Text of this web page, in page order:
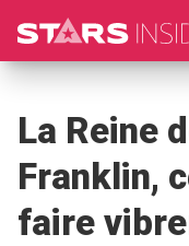
La Reine
Franklin,
faire